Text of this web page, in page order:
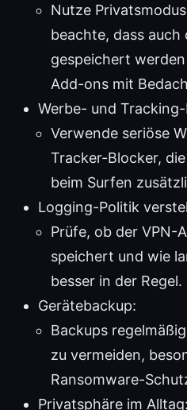
Nutze
beachte, dass
gespeichert
Add-ons mit
Werbe- und
Verwende seriöse
Tracker-Blocker,
beim Surfen
Logging-Politik
Prüfe, ob der VPN-
speichert und wie
besser in der Regel.
Gerätebackup:
Backups
zu vermeiden,
Ransomware-
Privatsphäre im Alltag: